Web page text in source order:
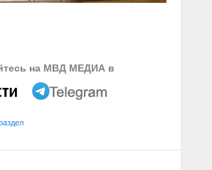
на МВД МЕДИА в